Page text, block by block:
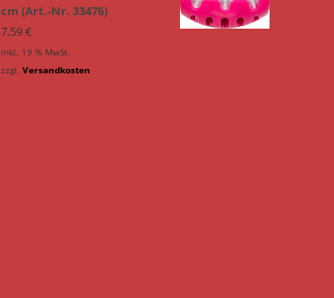
cm (Art.-Nr. 33476)
7,59€
inkl. 19 % MwSt.
zzgl. Versandkosten